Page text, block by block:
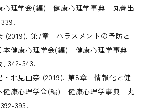
心理学会(編) 健康心理学事典 丸善出
(2019). 第7章 ハラスメントの予防と
健康心理学会(編) 健康心理学事典
, 342-343.
・北見由奈 (2019). 第8章 情報化と健
康心理学会(編) 健康心理学事典 丸
393.